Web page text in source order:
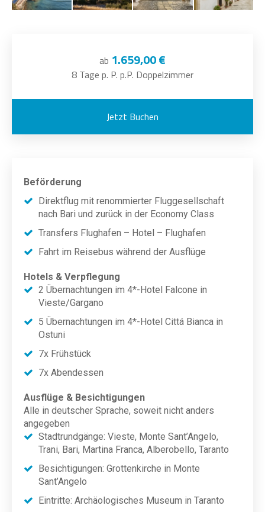
ab 1.659,00 €
8 Tage p. P. p.P. Doppelzimmer
Jetzt Buchen
Beförderung
Direktflug mit renommierter Fluggesellschaft
nach Bari und zurück in der Economy Class
Transfers Flughafen – Hotel – Flughafen
Fahrt im Reisebus während der Ausflüge
Hotels & Verpflegung
2 Übernachtungen im 4*-Hotel Falcone in
Vieste/Gargano
5 Übernachtungen im 4*-Hotel Cittá Bianca in
Ostuni
7x Frühstück
7x Abendessen
Ausflüge & Besichtigungen
Alle in deutscher Sprache, soweit nicht anders
angegeben
Stadtrundgänge: Vieste, Monte Sant’Angelo,
Trani, Bari, Martina Franca, Alberobello, Taranto
Besichtigungen: Grottenkirche in Monte
Sant’Angelo
Eintritte: Archäologisches Museum in Taranto